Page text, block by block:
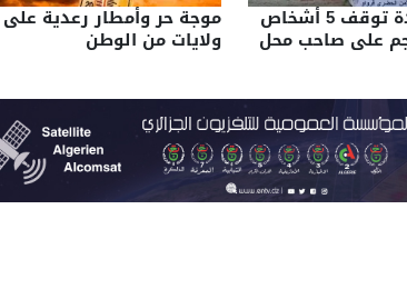
شرطة البليدة توقف 5 أشخاص
على صاحب محل
موجة حر وأمطار رعدية
ولايات من الوطن